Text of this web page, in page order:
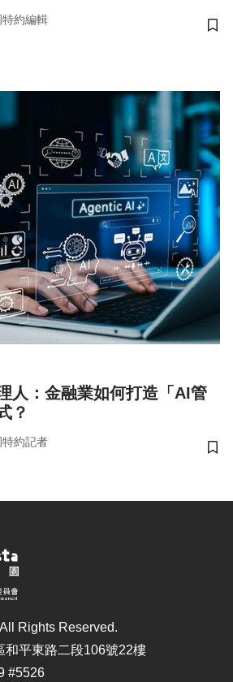
約編輯
儲
人：金融業如何打造「AI管
？
約記者
儲
Rights Reserved.
和平東路二段106號22樓
#5526